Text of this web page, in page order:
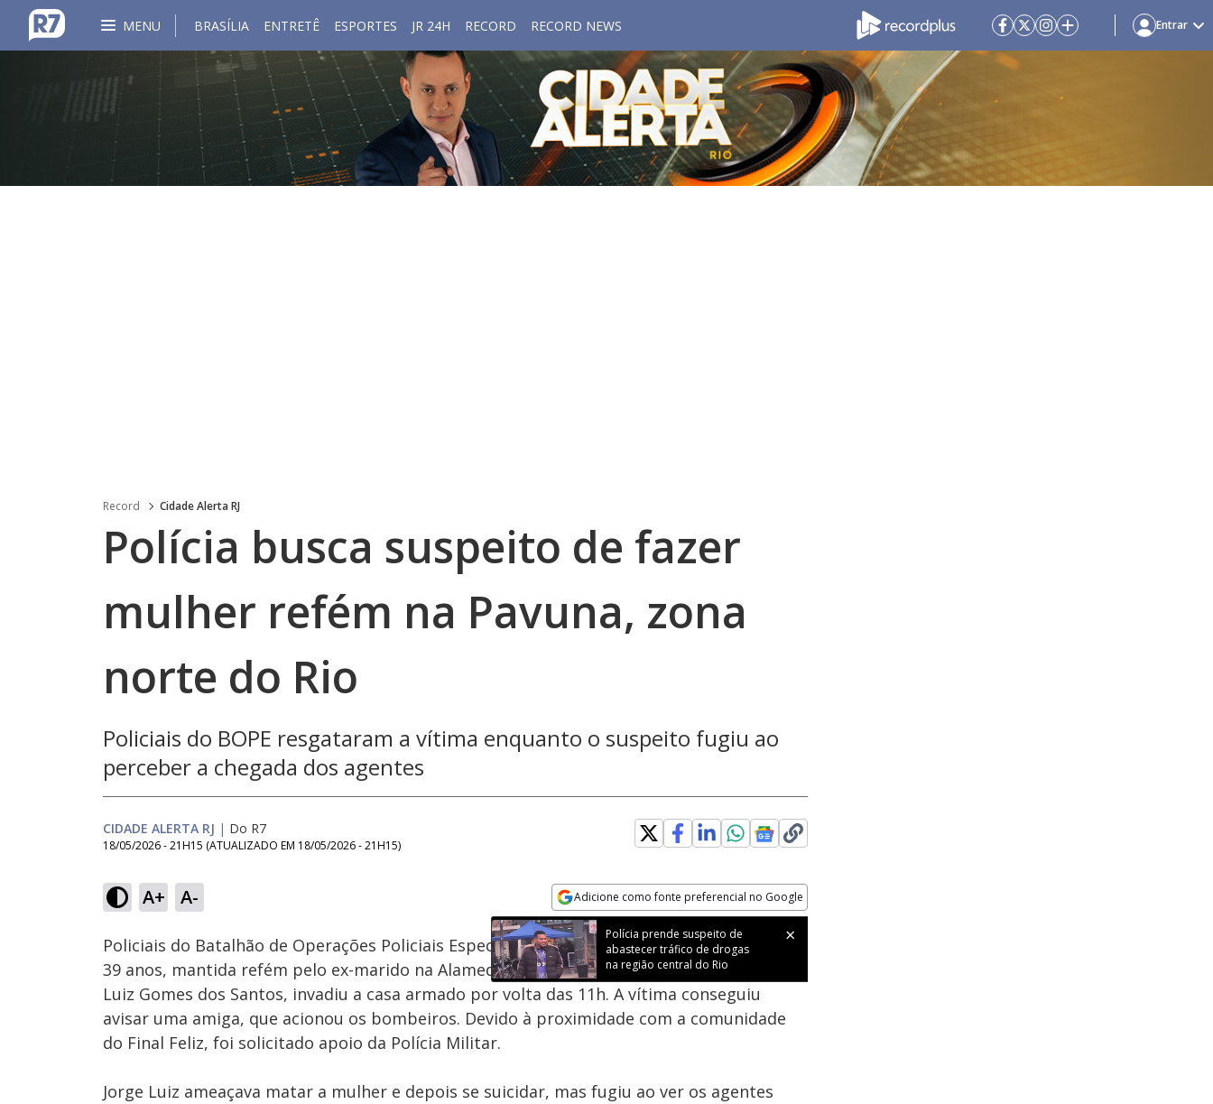
MENU BRASÍLIA ENTRETÊ ESPORTES JR 24H RECORD RECORD NEWS Entrar
Record Cidade Alerta RJ
Polícia busca suspeito de fazer
mulher refém na Pavuna, zona
norte do Rio
Policiais do BOPE resgataram a vítima enquanto o suspeito fugiu ao
perceber a chegada dos agentes
CIDADE ALERTA RJ | Do R7
18/05/2026 - 21H15 (ATUALIZADO EM 18/05/2026 - 21H15)
A+ A- Adicione como fonte preferencial no Google
Opens in new window
Polícia prende suspeito de
abastecer tráfico de drogas
na região central do Rio
Ativar
Som
Velocidade
Policiais do Batalhão de Operações Policiais Especiais (BOPE) resgataram uma mulher de
39 anos, mantida refém pelo ex-marido na Alameda Pica- Paus, Pavuna. O suspeito, Jorge
Luiz Gomes dos Santos, invadiu a casa armado por volta das 11h. A vítima conseguiu
avisar uma amiga, que acionou os bombeiros. Devido à proximidade com a comunidade
do Final Feliz, foi solicitado apoio da Polícia Militar.
Jorge Luiz ameaçava matar a mulher e depois se suicidar, mas fugiu ao ver os agentes